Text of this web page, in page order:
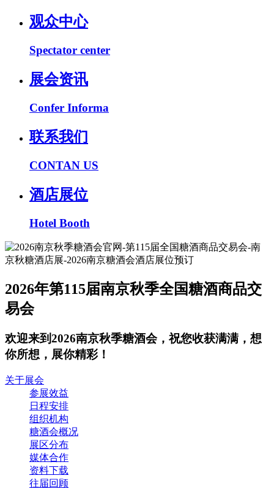
观众中心
Spectator center
展会资讯
Confer Informa
联系我们
CONTAN US
酒店展位
Hotel Booth
2026年第115届南京秋季全国糖酒商品交
易会
欢迎来到2026南京秋季糖酒会，祝您收获满满，想
你所想，展你精彩！
关于展会
参展效益
日程安排
组织机构
糖酒会概况
展区分布
媒体合作
资料下载
往届回顾